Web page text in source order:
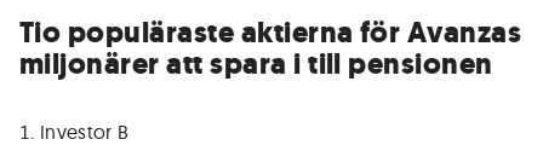
Tio populäraste aktierna för Avanzas
miljonärer att spara i till pensionen
Investor B